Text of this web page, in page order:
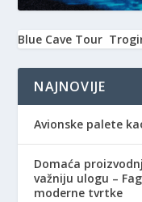
Blue Cave Tour
NAJNOVIJE
Avionske palete
Domaća
važniju ulogu –
moderne tvrtke